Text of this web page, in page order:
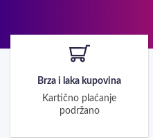
Brza i laka kupovina
Kartično plaćanje
podržano